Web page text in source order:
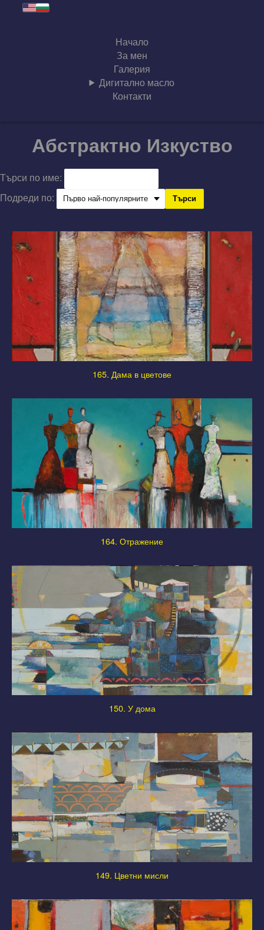
Начало
За мен
Галерия
Дигитално масло
Контакти
Абстрактно Изкуство
Търси по име:
Подреди по:
Търси
165. Дама в цветове
164. Отражение
150. У дома
149. Цветни мисли